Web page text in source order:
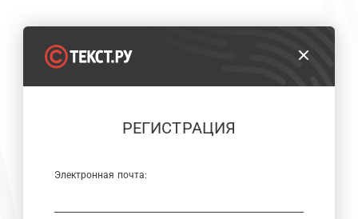
РЕГИСТРАЦИЯ
Электронная почта: